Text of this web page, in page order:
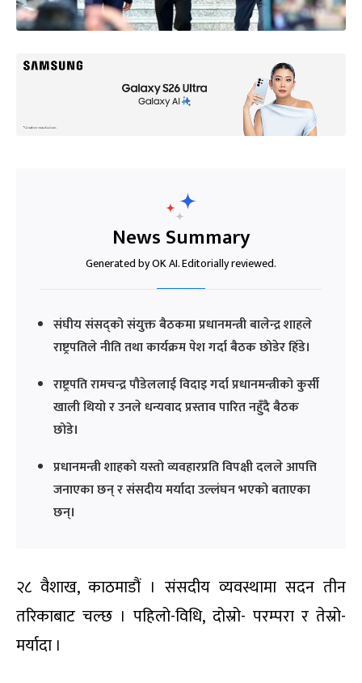
News Summary
Generated by OK AI. Editorially reviewed.
संघीय संसद्को संयुक्त बैठकमा प्रधानमन्त्री बालेन्द्र शाहले
राष्ट्रपतिले नीति तथा कार्यक्रम पेश गर्दा बैठक छोडेर हिँडे।
राष्ट्रपति रामचन्द्र पौडेललाई विदाइ गर्दा प्रधानमन्त्रीको कुर्सी
खाली थियो र उनले धन्यवाद प्रस्ताव पारित नहुँदै बैठक
छोडे।
प्रधानमन्त्री शाहको यस्तो व्यवहारप्रति विपक्षी दलले आपत्ति
जनाएका छन् र संसदीय मर्यादा उल्लंघन भएको बताएका
छन्।
२८ वैशाख, काठमाडौं । संसदीय व्यवस्थामा सदन तीन
तरिकाबाट चल्छ । पहिलो-विधि, दोस्रो- परम्परा र तेस्रो-
मर्यादा ।